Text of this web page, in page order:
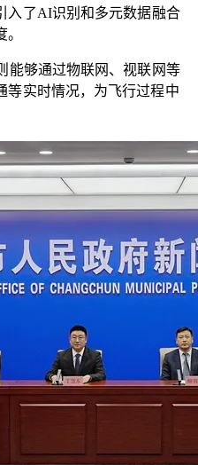
入了AI识别和多元数据融合
能够通过物联网、视联网等
等实时情况，为飞行过程中